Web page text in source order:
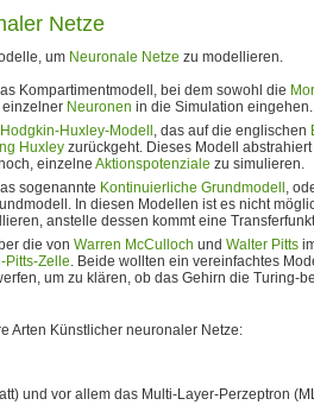
Netze
um Neuronale Netze zu modellieren.
Kompartimentmodell, bei dem sowohl die
Neuronen in die Simulation eingehen.
Hodgkin-Huxley-Modell , das auf die englischen
Huxley zurückgeht. Dieses Modell
einzelne Aktionspotenziale zu simulieren.
sogenannte Kontinuierliche Grundmodell ,
In diesen Modellen ist es nicht
anstelle dessen kommt eine
die von Warren McCulloch und Walter Pitts
Pitts-Zelle. Beide wollten ein vereinfachtes
um zu klären, ob das Gehirn die Turing-
Arten Künstlicher neuronaler Netze:
und vor allem das Multi-Layer-Perzeptron